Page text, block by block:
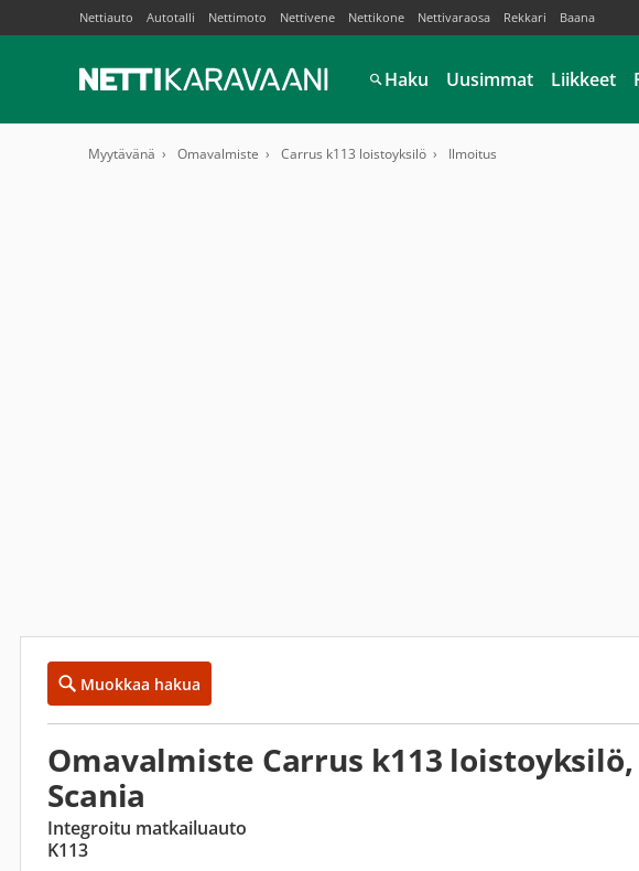
Nettiauto Autotalli Nettimoto Nettivene Nettikone Nettivaraosa Rekkari Baana
Haku Uusimmat Liikkeet
Myytävänä Omavalmiste Carrus k113 loistoyksilö Ilmoitus
Muokkaa hakua
Omavalmiste Carrus k113 loistoyksilö,
Scania
Integroitu matkailuauto
K113